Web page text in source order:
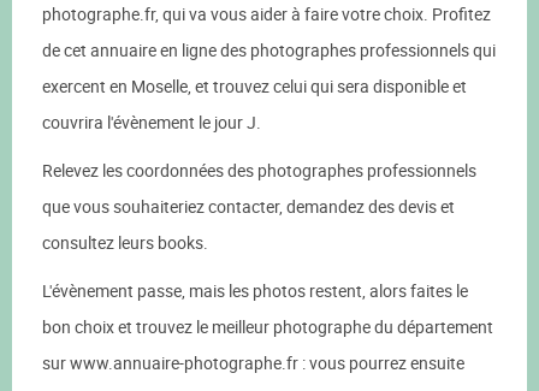
photographe.fr, qui va vous aider à faire votre choix. Profitez
de cet annuaire en ligne des photographes professionnels qui
exercent en Moselle, et trouvez celui qui sera disponible et
couvrira l'évènement le jour J.
Relevez les coordonnées des photographes professionnels
que vous souhaiteriez contacter, demandez des devis et
consultez leurs books.
L'évènement passe, mais les photos restent, alors faites le
bon choix et trouvez le meilleur photographe du département
sur www.annuaire-photographe.fr : vous pourrez ensuite